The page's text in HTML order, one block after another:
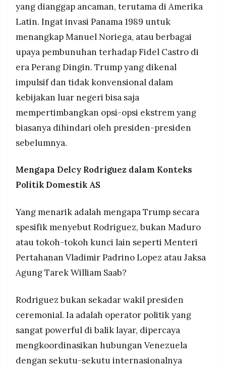
yang dianggap ancaman, terutama di Amerika
Latin. Ingat invasi Panama 1989 untuk
menangkap Manuel Noriega, atau berbagai
upaya pembunuhan terhadap Fidel Castro di
era Perang Dingin. Trump yang dikenal
impulsif dan tidak konvensional dalam
kebijakan luar negeri bisa saja
mempertimbangkan opsi-opsi ekstrem yang
biasanya dihindari oleh presiden-presiden
sebelumnya.
Mengapa Delcy Rodriguez dalam Konteks
Politik Domestik AS
Yang menarik adalah mengapa Trump secara
spesifik menyebut Rodriguez, bukan Maduro
atau tokoh-tokoh kunci lain seperti Menteri
Pertahanan Vladimir Padrino Lopez atau Jaksa
Agung Tarek William Saab?
Rodriguez bukan sekadar wakil presiden
ceremonial. Ia adalah operator politik yang
sangat powerful di balik layar, dipercaya
mengkoordinasikan hubungan Venezuela
dengan sekutu-sekutu internasionalnya